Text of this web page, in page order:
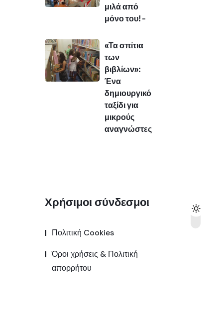
μιλά από
μόνο του! –
«Τα σπίτια
των
βιβλίων»:
Ένα
δημιουργικό
ταξίδι για
μικρούς
αναγνώστες
Χρήσιμοι σύνδεσμοι
Πολιτική Cookies
Όροι χρήσεις & Πολιτική
απορρήτου